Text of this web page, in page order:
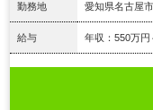
勤務地 愛知県名古屋
給与 年収：550万